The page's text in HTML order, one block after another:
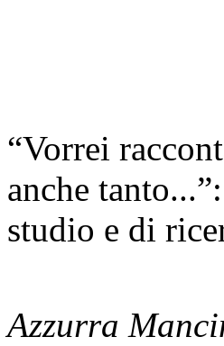
“Vorrei
anche
studio e di
Azzurra